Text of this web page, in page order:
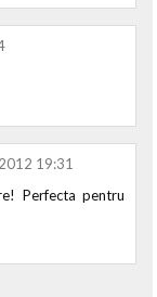
19:31
Perfecta pentru